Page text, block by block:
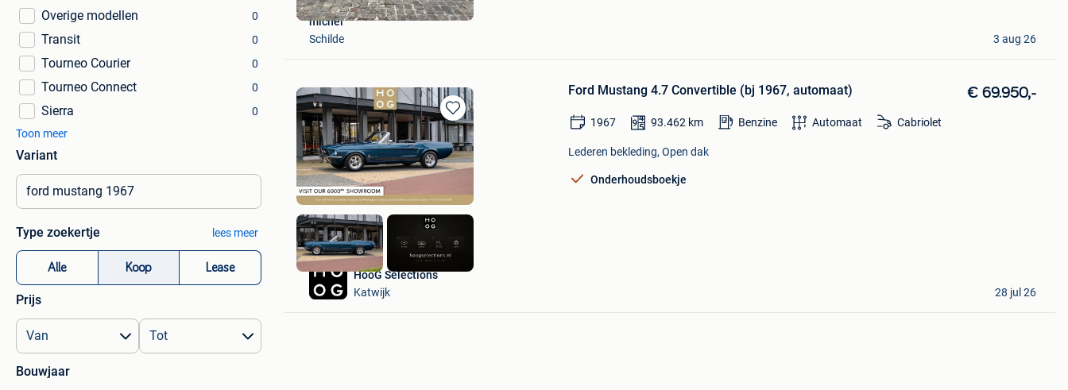
Overige modellen 0
Transit 0
Tourneo Courier 0
Tourneo Connect 0
Sierra
0
Toon meer
Variant
Type zoekertje lees meer
Alle Koop Lease
Prijs
Bouwjaar
michel
Schilde
3 aug 26
Bewaren
in
Mijn
Favorieten
Ford Mustang 4.7 Convertible (bj 1967, automaat) € 69.950,-
1967 93.462 km Benzine Automaat Cabriolet
Lederen bekleding, Open dak
Onderhoudsboekje
HooG Selections
Katwijk
28 jul 26